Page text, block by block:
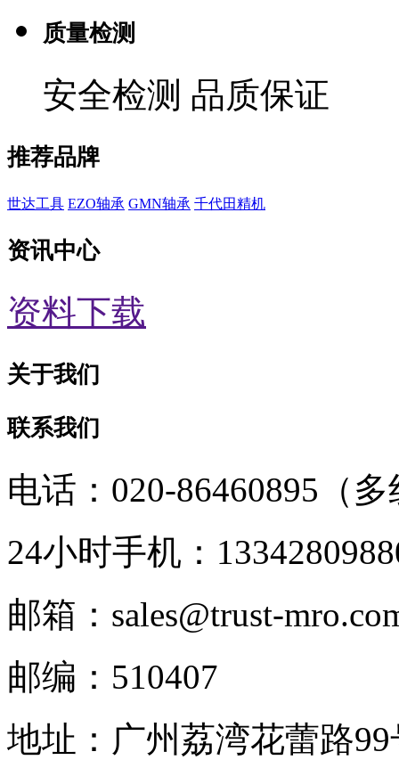
质量检测
安全检测 品质保证
推荐品牌
世达工具 EZO轴承 GMN轴承 千代田精机
资讯中心
资料下载
关于我们
联系我们
电话：020-86460895（
24小时手机：
邮箱：sales@trust-
邮编：510407
地址：广州荔湾花蕾路